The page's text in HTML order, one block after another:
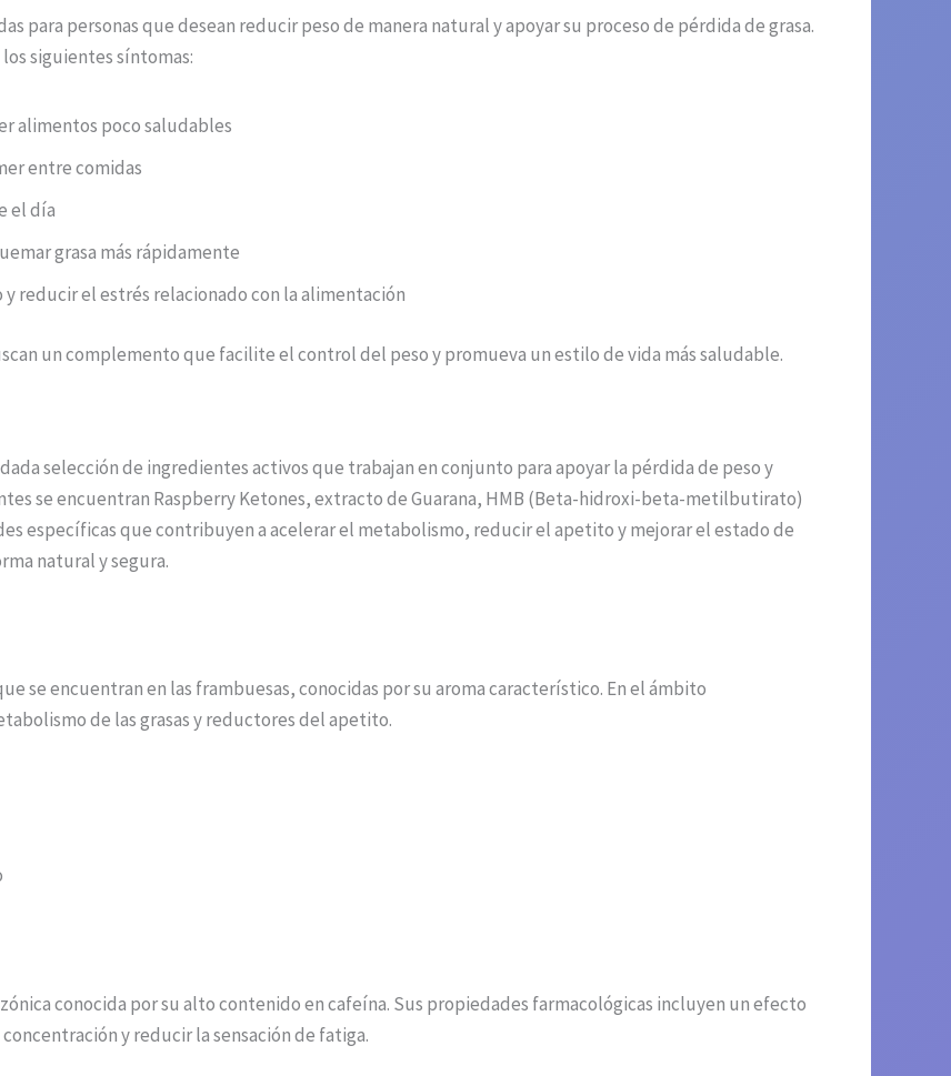
para personas que desean reducir peso de manera natural y apoyar su proceso de pérdida de grasa.
siguientes síntomas:
alimentos poco saludables
entre comidas
el día
grasa más rápidamente
reducir el estrés relacionado con la alimentación
un complemento que facilite el control del peso y promueva un estilo de vida más saludable.
selección de ingredientes activos que trabajan en conjunto para apoyar la pérdida de peso y
se encuentran Raspberry Ketones, extracto de Guarana, HMB (Beta-hidroxi-beta-metilbutirato)
específicas que contribuyen a acelerar el metabolismo, reducir el apetito y mejorar el estado de
natural y segura.
se encuentran en las frambuesas, conocidas por su aroma característico. En el ámbito
de las grasas y reductores del apetito.
conocida por su alto contenido en cafeína. Sus propiedades farmacológicas incluyen un efecto
y reducir la sensación de fatiga.